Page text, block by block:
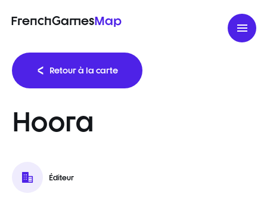
FrenchGamesMap
Retour à la carte
Hoora
Éditeur